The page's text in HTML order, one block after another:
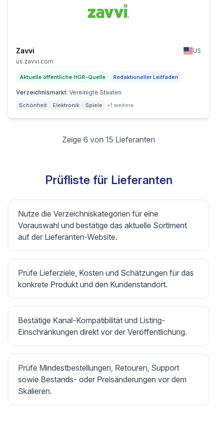
Zavvi
US
us.zavvi.com
Aktuelle öffentliche HGR-Quelle Redaktioneller Leitfaden
Verzeichnismarkt: Vereinigte Staaten
Schönheit Elektronik Spiele +1 weitere
Zeige 6 von 15 Lieferanten
Prüfliste für Lieferanten
Nutze die Verzeichniskategorien für eine
Vorauswahl und bestätige das aktuelle Sortiment
auf der Lieferanten-Website.
Prüfe Lieferziele, Kosten und Schätzungen für das
konkrete Produkt und den Kundenstandort.
Bestätige Kanal-Kompatibilität und Listing-
Einschränkungen direkt vor der Veröffentlichung.
Prüfe Mindestbestellungen, Retouren, Support
sowie Bestands- oder Preisänderungen vor dem
Skalieren.